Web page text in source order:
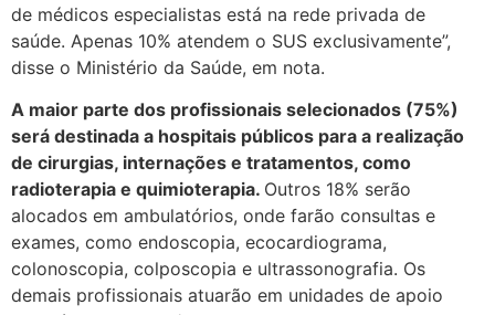
de médicos especialistas está na rede privada de
saúde. Apenas 10% atendem o SUS exclusivamente”,
disse o Ministério da Saúde, em nota.
A maior parte dos profissionais selecionados (75%)
será destinada a hospitais públicos para a realização
de cirurgias, internações e tratamentos, como
radioterapia e quimioterapia. Outros 18% serão
alocados em ambulatórios, onde farão consultas e
exames, como endoscopia, ecocardiograma,
colonoscopia, colposcopia e ultrassonografia. Os
demais profissionais atuarão em unidades de apoio